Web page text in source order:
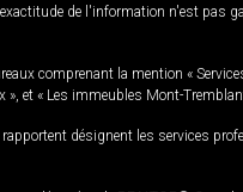
de l'information n'est pas
comprenant la mention «
», et « Les immeubles Mont-
désignent les services